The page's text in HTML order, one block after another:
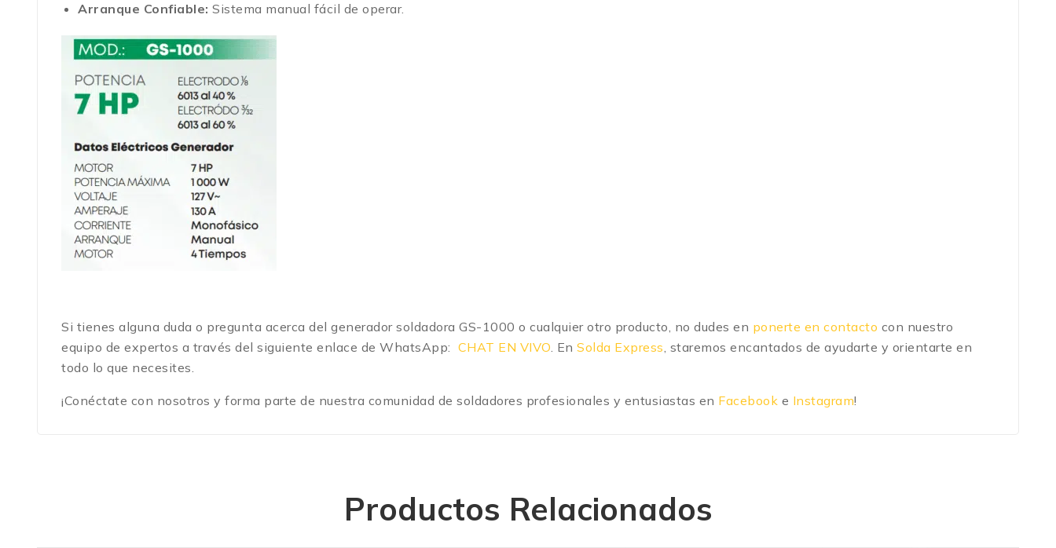
Arranque Confiable: Sistema manual fácil de operar.
Si tienes alguna duda o pregunta acerca del generador soldadora GS-1000 o cualquier otro producto, no dudes en ponerte en contacto con nuestro
equipo de expertos a través del siguiente enlace de WhatsApp: CHAT EN VIVO. En Solda Express, staremos encantados de ayudarte y orientarte en
todo lo que necesites.
¡Conéctate con nosotros y forma parte de nuestra comunidad de soldadores profesionales y entusiastas en Facebook e Instagram!
Productos Relacionados